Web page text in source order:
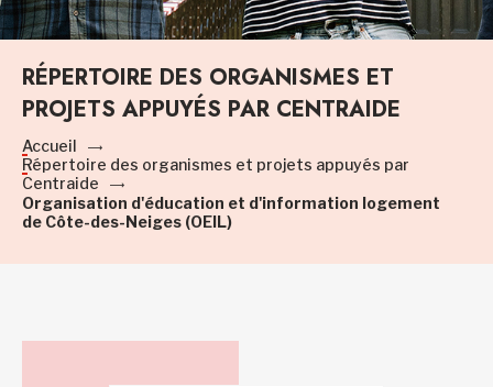
RÉPERTOIRE DES ORGANISMES ET
PROJETS APPUYÉS PAR CENTRAIDE
Accueil
Répertoire des organismes et projets appuyés par
Centraide
Organisation d'éducation et d'information logement
de Côte-des-Neiges (OEIL)